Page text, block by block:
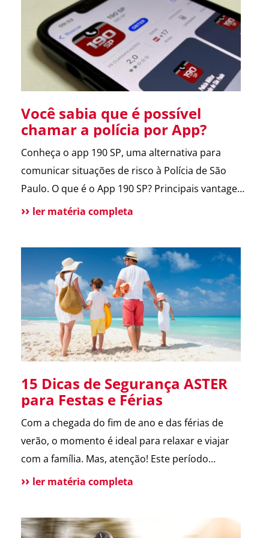
entregador e morador. Um armário inteligente,
seguro e disponível […]
Você sabia que é possível
chamar a polícia por App?
Conheça o app 190 SP, uma alternativa para
comunicar situações de risco à Polícia de São
Paulo. O que é o App 190 SP? Principais vantagens
e benefícios para a população Situações de uso
tradicional ainda disponível Conclusão O app 190
melhora a comunicação […]
ler matéria completa
15 Dicas de Segurança ASTER
para Festas e Férias
Com a chegada do fim de ano e das férias de
verão, o momento é ideal para relaxar e viajar
com a família. Mas, atenção! Este período
também é marcado por um aumento de
segurança que destacamos ao longo de 2024.
ler matéria completa